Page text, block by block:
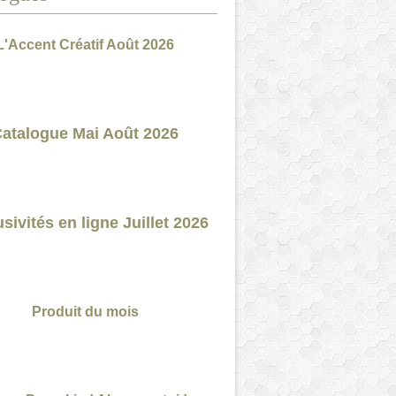
Créatif Août 2026
Mai Août 2026
en ligne Juillet 2026
Produit du mois